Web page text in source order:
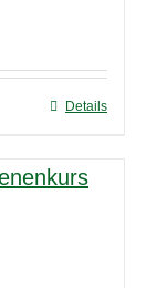
Details